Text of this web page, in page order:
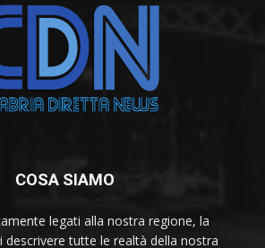
COSA SIAMO
legati alla nostra regione, la
descrivere tutte le realtà della nostra